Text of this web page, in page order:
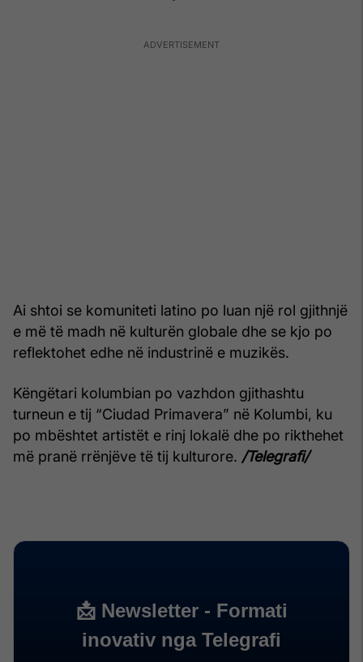
Ai shtoi se komuniteti latino po luan një rol gjithnjë
e më të madh në kulturën globale dhe se kjo po
reflektohet edhe në industrinë e muzikës.
Këngëtari kolumbian po vazhdon gjithashtu
turneun e tij “Ciudad Primavera” në Kolumbi, ku
po mbështet artistët e rinj lokalë dhe po rikthehet
më pranë rrënjëve të tij kulturore. /Telegrafi/